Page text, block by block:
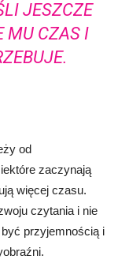
JESZCZE
MU CZAS I
od
zaczynają
więcej czasu.
czytania i nie
przyjemnością i